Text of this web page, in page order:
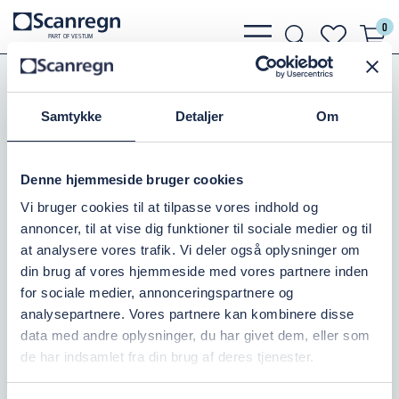
Samtykke Detaljer Om
Denne hjemmeside bruger cookies
Vi bruger cookies til at tilpasse vores indhold og
annoncer, til at vise dig funktioner til sociale medier og til
at analysere vores trafik. Vi deler også oplysninger om
din brug af vores hjemmeside med vores partnere inden
for sociale medier, annonceringspartnere og
analysepartnere. Vores partnere kan kombinere disse
data med andre oplysninger, du har givet dem, eller som
de har indsamlet fra din brug af deres tjenester.
PARTOF VESTUM
bars
light
search
light
heart 0
Pumper
Motorkoblinger
BØSNING 2012 - 45MM
Varenr.:
På lager: 1
171,25 DKKinkl. moms
Læg i kurv